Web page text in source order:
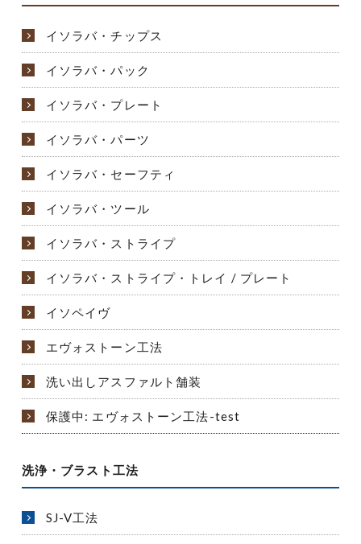
イソラバ・チップス
イソラバ・パック
イソラバ・プレート
イソラバ・パーツ
イソラバ・セーフティ
イソラバ・ツール
イソラバ・ストライプ
イソラバ・ストライプ・トレイ / プレート
イソペイヴ
エヴォストーン工法
洗い出しアスファルト舗装
保護中: エヴォストーン工法-test
洗浄・ブラスト工法
SJ-V工法